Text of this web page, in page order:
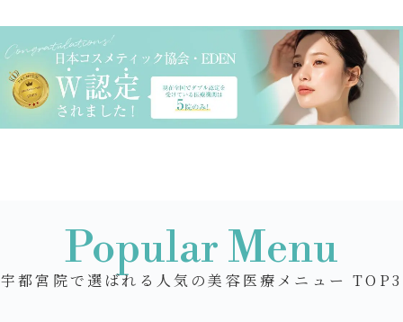
Popular Menu
宇都宮院で選ばれる人気の美容医療メニュー TOP3